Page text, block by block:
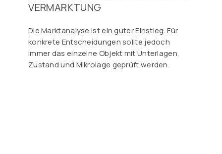
VERMARKTUNG
Die Marktanalyse ist ein guter Einstieg. Für
konkrete Entscheidungen sollte jedoch
immer das einzelne Objekt mit Unterlagen,
Zustand und Mikrolage geprüft werden.